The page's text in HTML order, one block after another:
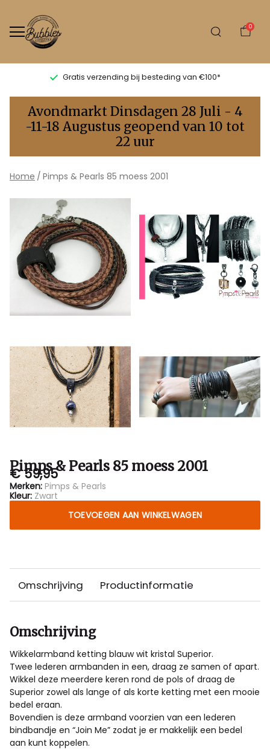
0
Gratis verzending bij besteding van €100*
85
moess
2001
-
Bubbles
Sluis
Avondmarkt Dinsdagen 28 Juli - 4
-11-18 Augustus geopend van 10 tot
22 uur
Home Pimps & Pearls 85 moess 2001
Pimps & Pearls 85 moess 2001
€ 59,95
Merken: Pimps & Pearls
Kleur: Zwart
TOEVOEGEN AAN WINKELWAGEN
Omschrijving Productinformatie
Omschrijving
Wikkelarmband ketting blauw wit kristal Superior.
Twee lederen armbanden in een, draag ze samen of apart.
Wikkel deze meerdere keren rond de pols of draag de
Superior zowel als lange of als korte ketting met een mooie
bedel eraan.
Bovendien is deze armband voorzien van een lederen
bindbandje en “Join Me” zodat je er makkelijk een bedel
aan kunt koppelen.